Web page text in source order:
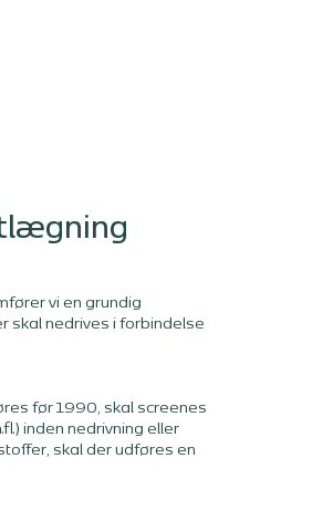
vi en grundig
skal nedrives i forbindelse
før 1990, skal screenes
inden nedrivning eller
skal der udføres en